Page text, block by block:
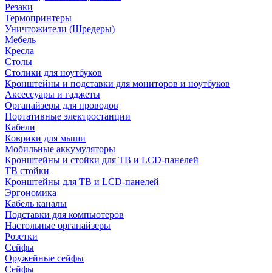
Резаки
Термопринтеры
Уничтожители (Шредеры)
Мебель
Кресла
Столы
Столики для ноутбуков
Кронштейны и подставки для мониторов и ноутбуков
Аксессуары и гаджеты
Органайзеры для проводов
Портативные электростанции
Кабели
Коврики для мыши
Мобильные аккумуляторы
Кронштейны и стойки для ТВ и LCD-панелей
ТВ стойки
Кронштейны для ТВ и LCD-панелей
Эргономика
Кабель каналы
Подставки для компьютеров
Настольные органайзеры
Розетки
Сейфы
Оружейные сейфы
Сейфы